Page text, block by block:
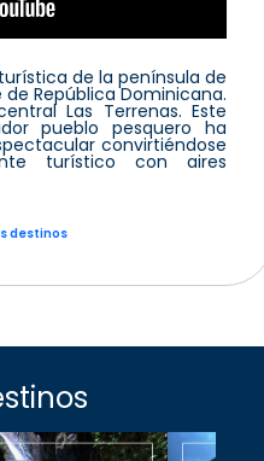
de la península de
República Dominicana.
Las Terrenas. Este
pueblo pesquero ha
convirtiéndose
turístico con aires
destinos